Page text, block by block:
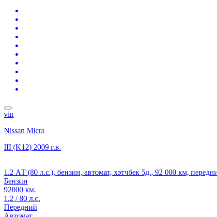
vin
Nissan Micra
III (K12) 2009 г.в.
1.2 АТ (80 л.с.), бензин, автомат, хэтчбек 5д., 92 000 км,
Бензин
92000 км.
1.2 / 80 л.с.
Передний